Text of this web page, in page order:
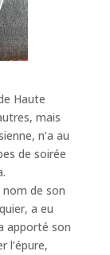
Haute
mais
n’a au
de soirée
de son
a eu
apporté son
l’épure,